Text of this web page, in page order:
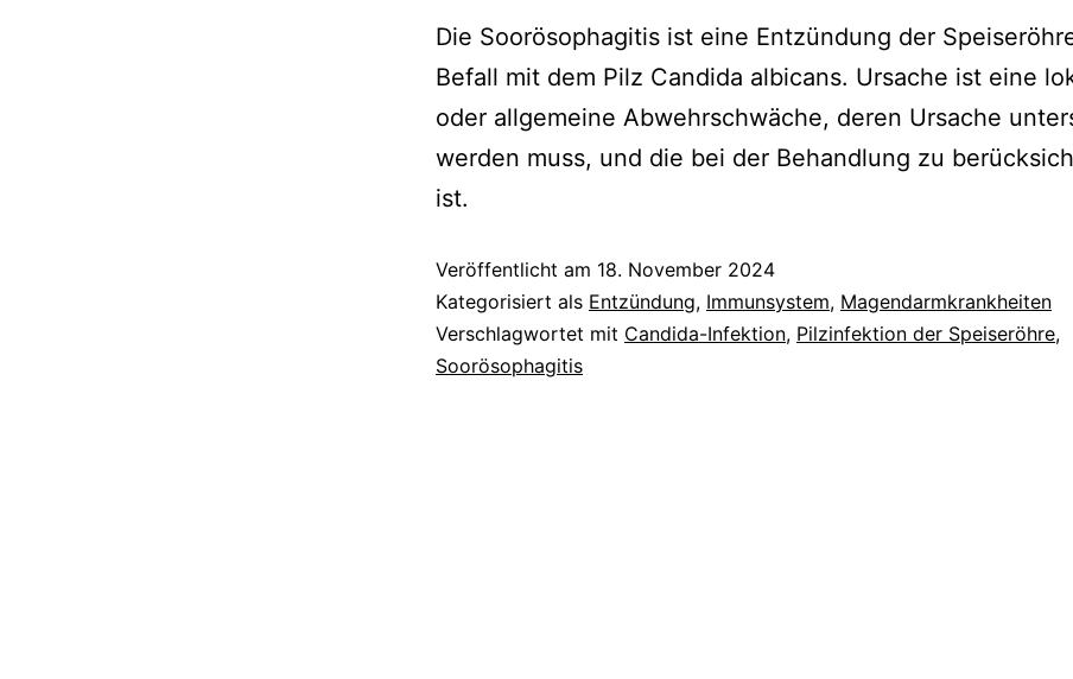
Die Soorösophagitis ist eine Entzündung der
Befall mit dem Pilz Candida albicans. Ursache ist eine
oder allgemeine Abwehrschwäche, deren Ursache
werden muss, und die bei der Behandlung zu
ist.
Veröffentlicht am 18. November 2024
Kategorisiert als Entzündung, Immunsystem, Magendarmkrankheiten
Verschlagwortet mit Candida-Infektion, Pilzinfektion der Speiseröhre,
Soorösophagitis